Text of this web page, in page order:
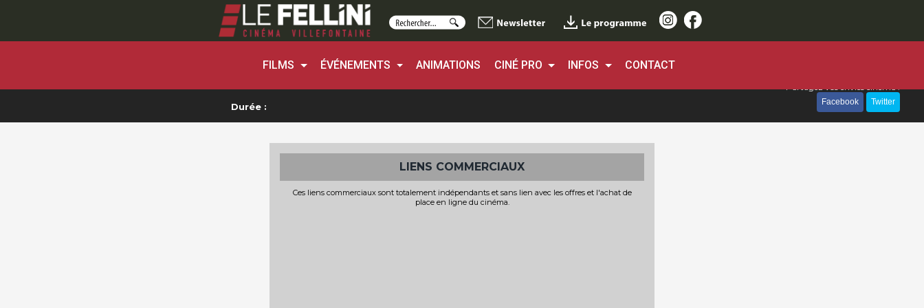
FILMS ÉVÉNEMENTS ANIMATIONS CINÉ PRO INFOS CONTACT
Durée :
Partagez vos envies cinéma :
Facebook Twitter
LIENS COMMERCIAUX
Ces liens commerciaux sont totalement indépendants et sans lien avec les offres et l'achat de
place en ligne du cinéma.